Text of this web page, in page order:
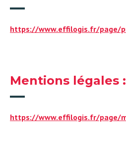
https://www.effilogis.fr/page/
Mentions légales :
https://www.effilogis.fr/page/